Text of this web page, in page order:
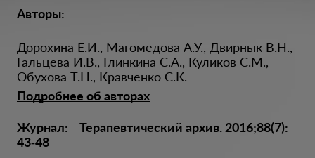
Авторы:
Дорохина Е.И., Магомедова А.У., Двирнык В.Н.,
Гальцева И.В., Глинкина С.А., Куликов С.М.,
Обухова Т.Н., Кравченко С.К.
Подробнее об авторах
Журнал: Терапевтический архив. 2016;88(7):
43‑48